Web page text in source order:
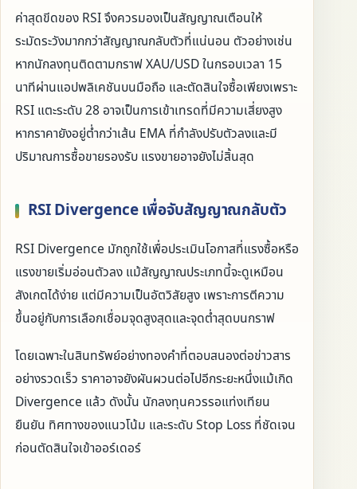
ค่าสุดขีดของ RSI จึงควรมองเป็นสัญญาณเตือนให้
ระมัดระวังมากกว่าสัญญาณกลับตัวที่แน่นอน ตัวอย่างเช่น
หากนักลงทุนติดตามกราฟ XAU/USD ในกรอบเวลา 15
นาทีผ่านแอปพลิเคชันบนมือถือ และตัดสินใจซื้อเพียงเพราะ
RSI แตะระดับ 28 อาจเป็นการเข้าเทรดที่มีความเสี่ยงสูง
หากราคายังอยู่ต่ำกว่าเส้น EMA ที่กำลังปรับตัวลงและมี
ปริมาณการซื้อขายรองรับ แรงขายอาจยังไม่สิ้นสุด
RSI Divergence เพื่อจับสัญญาณกลับตัว
RSI Divergence มักถูกใช้เพื่อประเมินโอกาสที่แรงซื้อหรือ
แรงขายเริ่มอ่อนตัวลง แม้สัญญาณประเภทนี้จะดูเหมือน
สังเกตได้ง่าย แต่มีความเป็นอัตวิสัยสูง เพราะการตีความ
ขึ้นอยู่กับการเลือกเชื่อมจุดสูงสุดและจุดต่ำสุดบนกราฟ
โดยเฉพาะในสินทรัพย์อย่างทองคำที่ตอบสนองต่อข่าวสาร
อย่างรวดเร็ว ราคาอาจยังผันผวนต่อไปอีกระยะหนึ่งแม้เกิด
Divergence แล้ว ดังนั้น นักลงทุนควรรอแท่งเทียน
ยืนยัน ทิศทางของแนวโน้ม และระดับ Stop Loss ที่ชัดเจน
ก่อนตัดสินใจเข้าออร์เดอร์